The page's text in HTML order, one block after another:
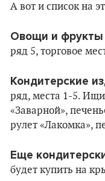
А вот и список на
Овощи и фрукты
ряд 5, торговое
Кондитерские
ряд, места 1-5.
«Заварной»,
рулет «Лакомка»,
Еще
будет купить на